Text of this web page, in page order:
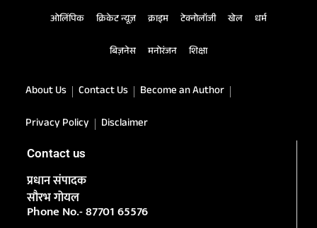
ओलिंपिक क्रिकेट न्यूज़ क्राइम टेक्नोलॉजी खेल धर्म
बिज़नेस मनोरंजन शिक्षा
About Us Contact Us
Become an Author
Privacy Policy
Disclaimer
Contact us
प्रधान संपादक
सौरभ गोयल
Phone No.- 87701 65576